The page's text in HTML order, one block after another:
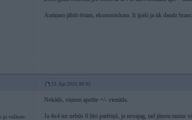
Autiņam jābūt ērtam, ekonomiskam. It īpaši ja tik daudz
23. Apr 2013, 00:02
pi vuškom
Nekāds, viņiem apetīte +/- vienāda.
Ja 4x4 tur nebūs 6 litri patēriņš, ja nevajag, tad jāņem tautas